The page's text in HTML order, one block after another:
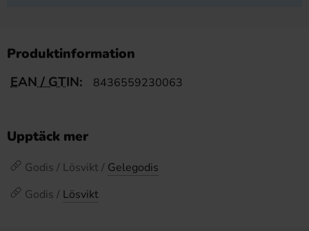
Produktinformation
EAN / GTIN:
8436559230063
Upptäck mer
Godis / Lösvikt / Gelegodis
Godis / Lösvikt